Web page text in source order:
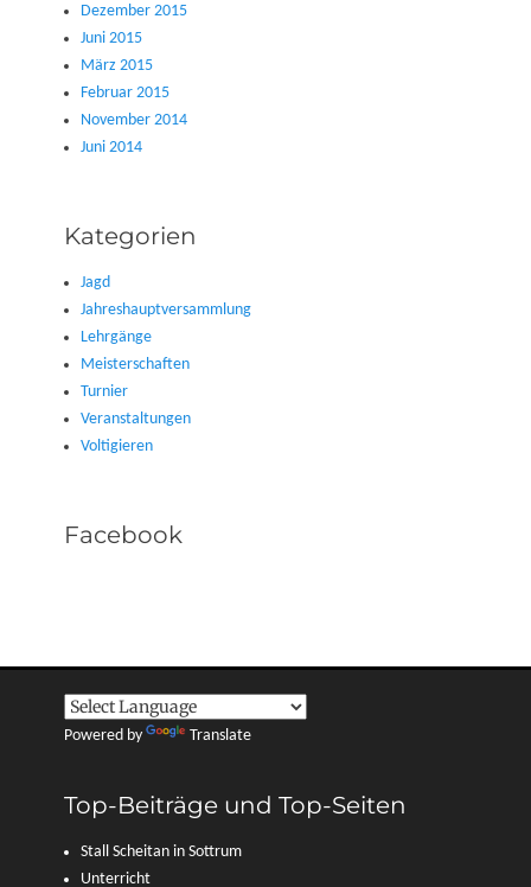
Dezember 2015
Juni 2015
März 2015
Februar 2015
November 2014
Juni 2014
Kategorien
Jagd
Jahreshauptversammlung
Lehrgänge
Meisterschaften
Turnier
Veranstaltungen
Voltigieren
Facebook
Powered by Translate
Top-Beiträge und Top-Seiten
Stall Scheitan in Sottrum
Unterricht